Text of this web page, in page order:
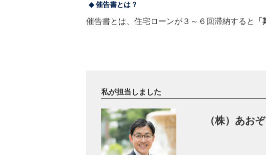
催告書とは？
催告書とは、住宅ローンが３～６回滞納すると
任意売却という選択肢
木村様は、ご自身でエムユーフロンティアに連絡
を決意。
私が担当しました
（株）あお